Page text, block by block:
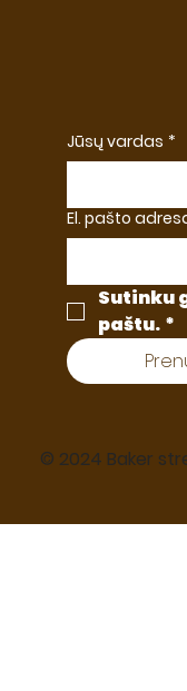
Jūsų vardas *
El. pašto
Sutinku
paštu. *
© 2024 Baker